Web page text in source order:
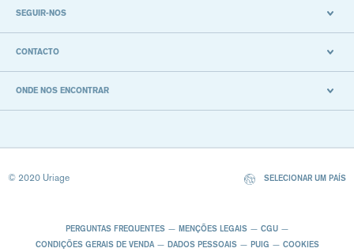
SEGUIR-NOS
CONTACTO
ONDE NOS ENCONTRAR
© 2020 Uriage
PERGUNTAS FREQUENTES MENÇÕES LEGAIS
CGU
CONDIÇÕES GERAIS DE VENDA
DADOS PESSOAIS PUIG COOKIES
SELECIONAR UM PAÍS